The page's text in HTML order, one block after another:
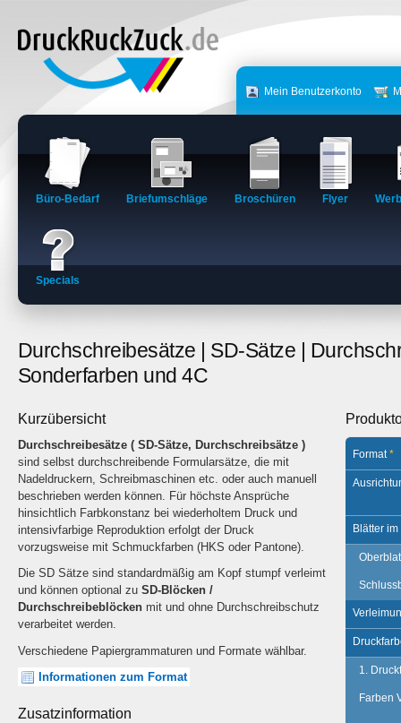
Mein Benutzerkonto
Büro-Bedarf Briefumschläge Broschüren Flyer
Specials
Durchschreibesätze | SD-Sätze |
Sonderfarben und 4C
Kurzübersicht
Durchschreibesätze ( SD-Sätze, Durchschreibsätze )
sind selbst durchschreibende Formularsätze, die mit
Nadeldruckern, Schreibmaschinen etc. oder auch manuell
beschrieben werden können. Für höchste Ansprüche
hinsichtlich Farbkonstanz bei wiederholtem Druck und
intensivfarbige Reproduktion erfolgt der Druck
vorzugsweise mit Schmuckfarben (HKS oder Pantone).
Die SD Sätze sind standardmäßig am Kopf stumpf verleimt
und können optional zu SD-Blöcken /
Durchschreibeblöcken mit und ohne Durchschreibschutz
verarbeitet werden.
Verschiedene Papiergrammaturen und Formate wählbar.
Informationen zum Format
Zusatzinformation
Format *
Blätter im
1.
Farben